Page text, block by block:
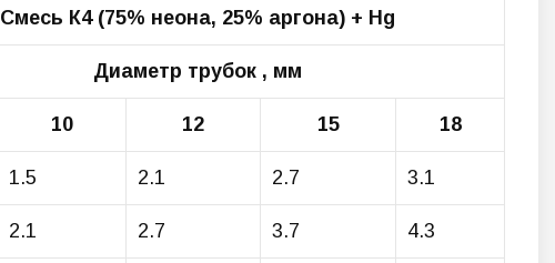
Смесь К4 (75% неона, 25% аргона) + Hg
Диаметр трубок , мм
10 12 15 18
1.5 2.1 2.7 3.1
2.1 2.7 3.7 4.3